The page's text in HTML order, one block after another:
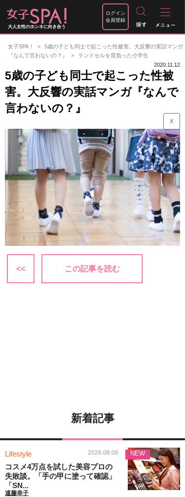
大人女性のホンネに向き合う
ログイン
会員登録
女子SPA！
5歳の子ども同士で起こった性被害。大反響の実話マンガ
『なんで言わないの？』
ランドセルを背負った小学生
2020.11.12
5歳の子ども同士で起こった性被
害。大反響の実話マンガ『なんで
言わないの？』
☓
<< この記事を読む
新着記事
Lifestyle 2026.08.06
コスメ4万点を試した美容プロの
失敗談。「手の甲に塗って確認」
「SN...
遠藤幸子
NEW